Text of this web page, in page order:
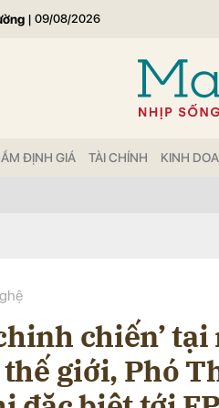
| 09/08/2026
ĐỊNH GIÁ TÀI CHÍNH KINH
chiến’
giới, Phó
Gửi bình luận